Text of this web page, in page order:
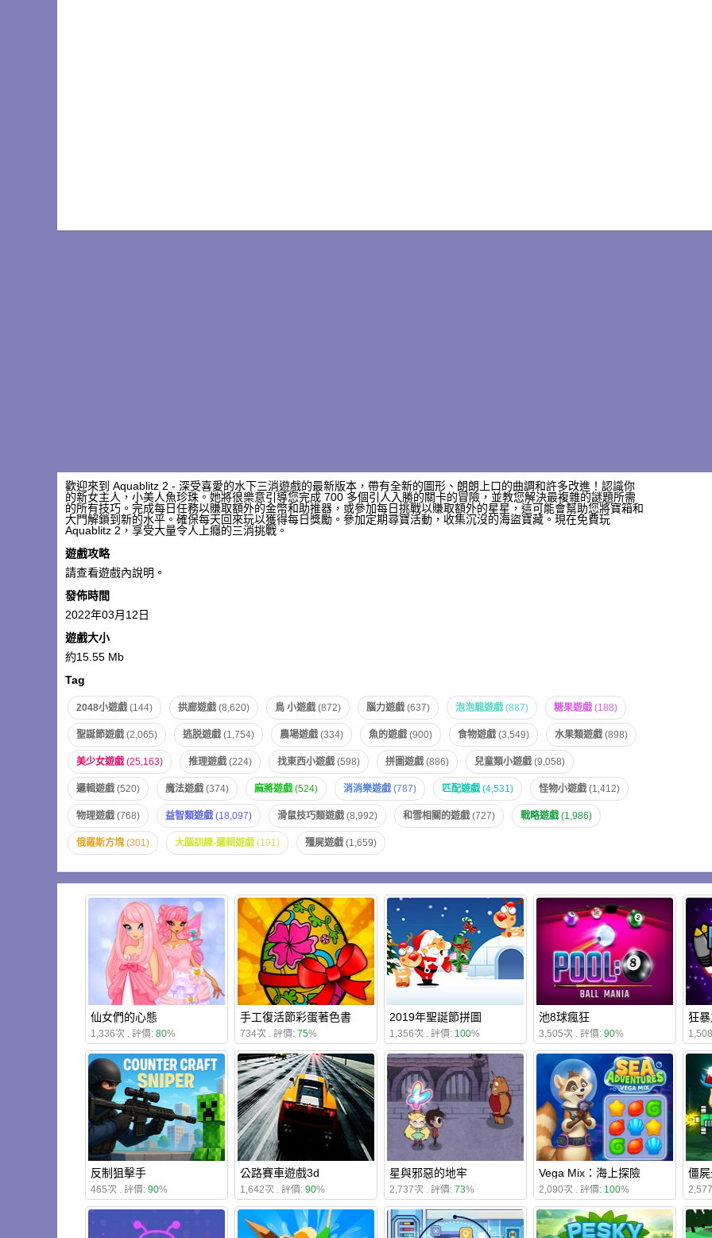
歡迎來到 Aquablitz 2 - 深受喜愛的水下三消遊戲的最新版本，帶有全新的圖形、朗朗上口的曲調和許多改進！認識你
的新女主人，小美人魚珍珠。她將很樂意引導您完成 700 多個引人入勝的關卡的冒險，並教您解決最複雜的謎題所需
的所有技巧。完成每日任務以賺取額外的金幣和助推器，或參加每日挑戰以賺取額外的星星，這可能會幫助您將寶箱和
大門解鎖到新的水平。確保每天回來玩以獲得每日獎勵。參加定期尋寶活動，收集沉沒的海盜寶藏。現在免費玩
Aquablitz 2，享受大量令人上癮的三消挑戰。
遊戲攻略
請查看遊戲內說明。
發佈時間
2022年03月12日
遊戲大小
約15.55 Mb
Tag
2048小遊戲 (144) 拱廊遊戲 (8,620) 鳥 小遊戲 (872) 腦力遊戲 (637) 泡泡龍遊戲 (887) 糖果遊戲 (188)
聖誕節遊戲 (2,065) 逃脱遊戲 (1,754) 農場遊戲 (334) 魚的遊戲 (900) 食物遊戲 (3,549) 水果類遊戲 (898)
美少女遊戲 (25,163) 推理遊戲 (224) 找東西小遊戲 (598) 拼圖遊戲 (886) 兒童類小遊戲 (9,058)
邏輯遊戲 (520) 魔法遊戲 (374) 麻將遊戲 (524) 消消樂遊戲 (787) 匹配遊戲 (4,531) 怪物小遊戲 (1,412)
物理遊戲 (768) 益智類遊戲 (18,097) 滑鼠技巧類遊戲 (8,992) 和雪相關的遊戲 (727) 戰略遊戲 (1,986)
俄羅斯方塊(301) 大腦訓練-邏輯遊戲 (191) 殭屍遊戲 (1,659)
仙女們的心態
1,336次 . 評價: 80%
手工復活節彩蛋著色書
734次 . 評價: 75%
2019年聖誕節拼圖
1,356次 . 評價: 100%
池8球瘋狂
3,505次 . 評價: 90%
狂
反制狙擊手
465次 . 評價: 90%
公路賽車遊戲3d
1,642次 . 評價: 90%
星與邪惡的地牢
2,737次 . 評價: 73%
Vega Mix：海上探險
2,090次 . 評價: 100%
僵